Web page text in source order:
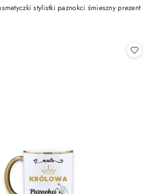
stylistki paznokci śmieszny prezent